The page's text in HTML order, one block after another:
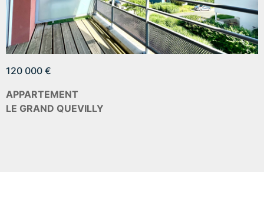
120 000 €
APPARTEMENT
LE GRAND QUEVILLY